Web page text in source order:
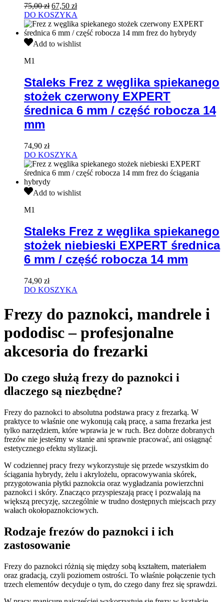
75,00zł Pierwotna
cena
wynosiła:
75,00 zł.
67,50 złAktualna
wynosi:
67,50 zł.
DO KOSZYKA
Staleks
z
spiekanego
stożek
czerwony
EXPERT
średnica
6
mm
część
robocza
14
mm
Add to wishlist
M1
Staleks Frez z węglika spiekanego
stożek czerwony EXPERT
średnica 6 mm / część robocza 14
mm
74,90 zł
DO KOSZYKA
Staleks
z
spiekanego
stożek
niebieski
EXPERT
średnica
mm
/
14
mm
Add to wishlist
M1
Staleks Frez z węglika spiekanego
stożek niebieski EXPERT średnica
6 mm / część robocza 14 mm
74,90 zł
DO KOSZYKA
Frezy do paznokci, mandrele i
pododisc – profesjonalne
akcesoria do frezarki
Do czego służą frezy do paznokci i
dlaczego są niezbędne?
Frezy do paznokci to absolutna podstawa pracy z frezarką. W
praktyce to właśnie one wykonują całą pracę, a sama frezarka jest
tylko narzędziem, które wprawia je w ruch. Bez dobrze dobranych
frezów nie jesteśmy w stanie ani sprawnie pracować, ani osiągnąć
estetycznego efektu stylizacji.
W codziennej pracy frezy wykorzystuje się przede wszystkim do
ściągania hybrydy, żelu i akrylożelu, opracowywania skórek,
przygotowania płytki paznokcia oraz wygładzania powierzchni
paznokci i skóry. Znacząco przyspieszają pracę i pozwalają na
większą precyzję, szczególnie w trudno dostępnych miejscach przy
wałach okołopaznokciowych.
Rodzaje frezów do paznokci i ich
zastosowanie
Frezy do paznokci różnią się między sobą kształtem, materiałem
oraz gradacją, czyli poziomem ostrości. To właśnie połączenie tych
trzech elementów decyduje o tym, do czego dany frez się sprawdzi.